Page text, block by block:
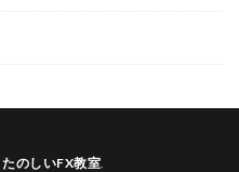
たのしいFX教室.